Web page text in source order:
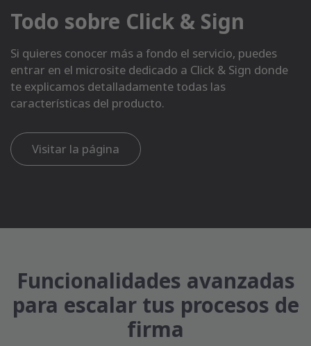
Todo sobre Click & Sign
Si quieres conocer más a fondo el servicio, puedes
entrar en el microsite dedicado a Click & Sign donde
te explicamos detalladamente todas las
características del producto.
Visitar la página
Funcionalidades avanzadas
para escalar tus procesos de
firma